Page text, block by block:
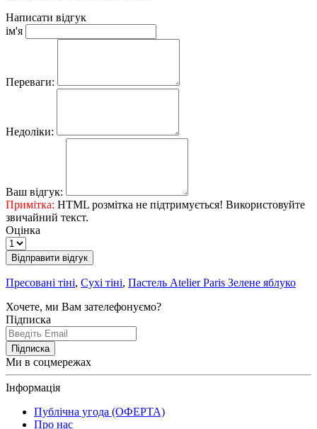
Написати відгук
ім'я
Переваги:
Недоліки:
Ваш відгук:
Примітка: HTML розмітка не підтримується! Використовуйте
звичайний текст.
Оцінка
Відправити відгук
Пресовані тіні, Сухі тіні, Пастель Atelier Paris Зелене яблуко
Хочете, ми Вам зателефонуємо?
Підписка
Підписка
Ми в соцмережах
Інформація
Публічна угода (ОФЕРТА)
Про нас